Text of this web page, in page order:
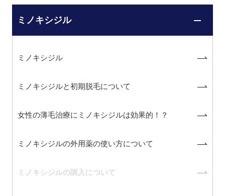
ミノキシジル
ミノキシジル
ミノキシジルと初期脱毛について
女性の薄毛治療にミノキシジルは効果的！？
ミノキシジルの外用薬の使い方について
ミノキシジルの購入について